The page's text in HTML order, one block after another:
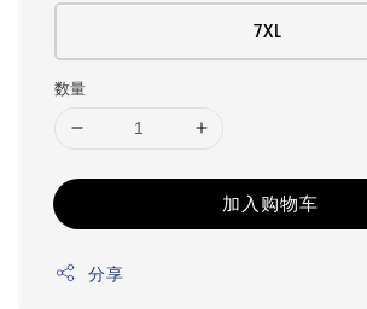
7XL
数量
加入购物车
分享